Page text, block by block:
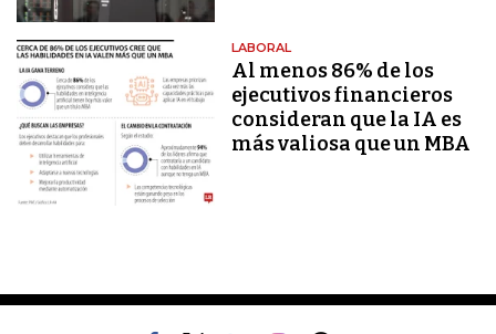
LABORAL
Al menos 86% de los
ejecutivos financieros
consideran que la IA es
más valiosa que un MBA